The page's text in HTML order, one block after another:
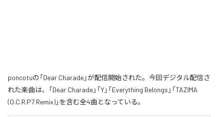
poncotuの「Dear Charade」が配信開始された。今回デジタル配信さ
れた楽曲は、「Dear Charade」「Y」「Everything Belongs」「TAZIMA
(O.C.R.P7 Remix)」を含む全4曲となっている。